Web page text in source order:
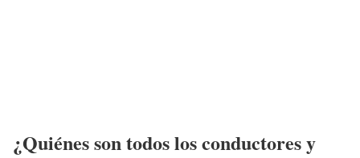
¿Quiénes son todos los conductores y